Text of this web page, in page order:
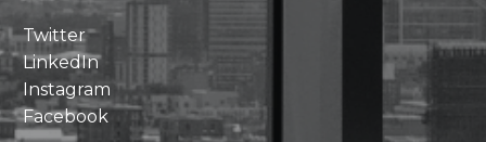
Twitter
LinkedIn
Instagram
Facebook